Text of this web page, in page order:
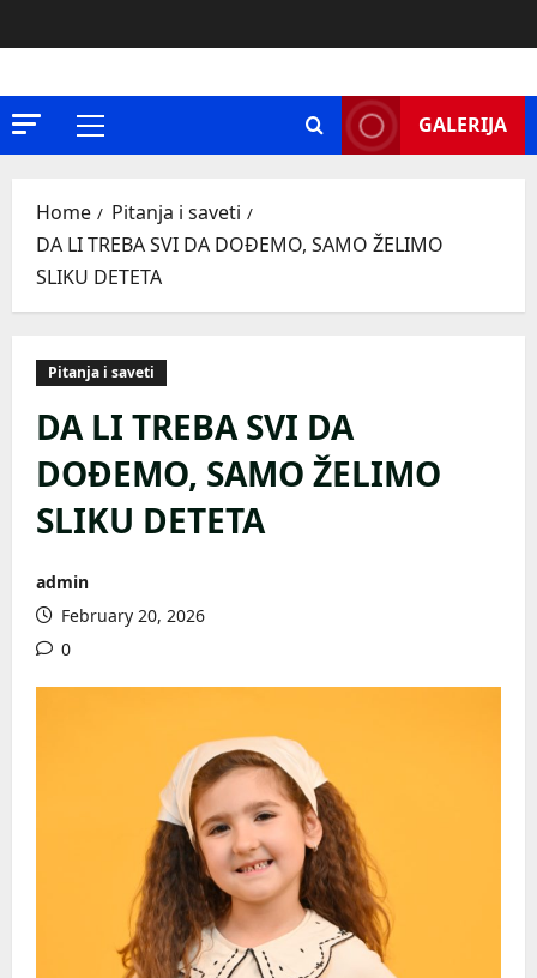
to
Primary
GALERIJA
Home
Pitanja i saveti
DA LI TREBA SVI DA DOĐEMO, SAMO ŽELIMO
SLIKU DETETA
Pitanja i saveti
DA LI TREBA SVI DA
DOĐEMO, SAMO ŽELIMO
SLIKU DETETA
admin
February 20, 2026
0